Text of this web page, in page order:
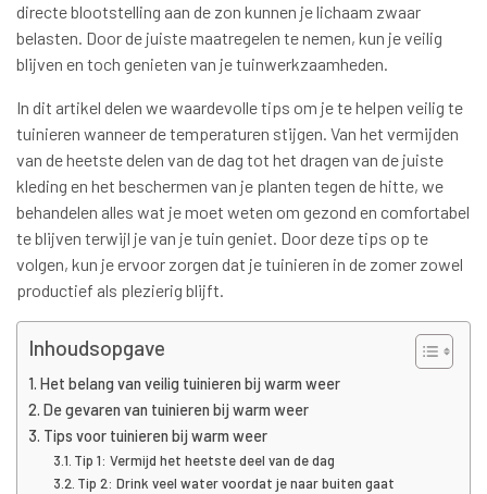
directe blootstelling aan de zon kunnen je lichaam zwaar
belasten. Door de juiste maatregelen te nemen, kun je veilig
blijven en toch genieten van je tuinwerkzaamheden.
In dit artikel delen we waardevolle tips om je te helpen veilig te
tuinieren wanneer de temperaturen stijgen. Van het vermijden
van de heetste delen van de dag tot het dragen van de juiste
kleding en het beschermen van je planten tegen de hitte, we
behandelen alles wat je moet weten om gezond en comfortabel
te blijven terwijl je van je tuin geniet. Door deze tips op te
volgen, kun je ervoor zorgen dat je tuinieren in de zomer zowel
productief als plezierig blijft.
Inhoudsopgave
Het belang van veilig tuinieren bij warm weer
De gevaren van tuinieren bij warm weer
Tips voor tuinieren bij warm weer
Tip 1: Vermijd het heetste deel van de dag
Tip 2: Drink veel water voordat je naar buiten gaat